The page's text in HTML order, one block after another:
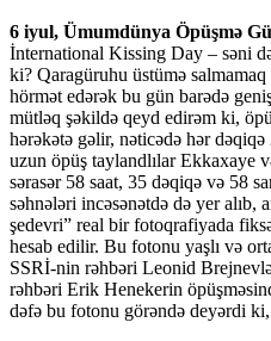
6 iyul, Ümumdünya Öpüşmə
İnternational Kissing Day – səni
ki? Qaragüruhu üstümə
hörmət edərək bu gün barədə
mütləq şəkildə qeyd edirəm ki,
hərəkətə gəlir, nəticədə hər
uzun öpüş taylandlılar Ekkaxaye
sərasər 58 saat, 35 dəqiqə və 58
səhnələri incəsənətdə də yer alıb,
şedevri” real bir fotoqrafiyada
hesab edilir. Bu fotonu yaşlı və
SSRİ-nin rəhbəri Leonid
rəhbəri Erik Henekerin
dəfə bu fotonu görəndə deyərdi ki,